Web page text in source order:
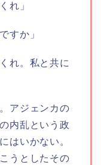
れ」
すか」
れ。私と共に
アジェンカの
内乱という政
はいかない。
うとしたその